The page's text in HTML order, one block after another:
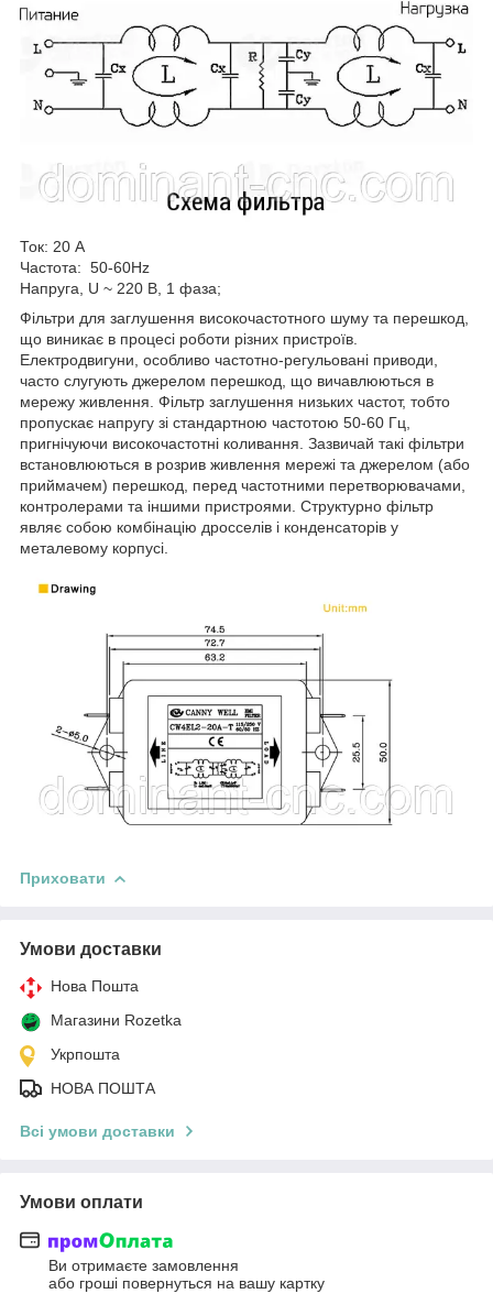
Ток: 20 А
Частота: 50-60Hz
Напруга, U ~ 220 В, 1 фаза;
Фільтри для заглушення високочастотного шуму та перешкод,
що виникає в процесі роботи різних пристроїв.
Електродвигуни, особливо частотно-регульовані приводи,
часто слугують джерелом перешкод, що вичавлюються в
мережу живлення. Фільтр заглушення низьких частот, тобто
пропускає напругу зі стандартною частотою 50-60 Гц,
пригнічуючи високочастотні коливання. Зазвичай такі фільтри
встановлюються в розрив живлення мережі та джерелом (або
приймачем) перешкод, перед частотними перетворювачами,
контролерами та іншими пристроями. Структурно фільтр
являє собою комбінацію дросселів і конденсаторів у
металевому корпусі.
Приховати
Умови доставки
Нова Пошта
Магазини Rozetka
Укрпошта
НОВА ПОШТА
Всі умови доставки
Умови оплати
Ви отримаєте замовлення
або гроші повернуться на вашу картку